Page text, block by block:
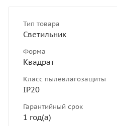
Тип товара
Светильник
Форма
Квадрат
Класс пылевлагозащиты
IP20
Гарантийный срок
1 год(а)